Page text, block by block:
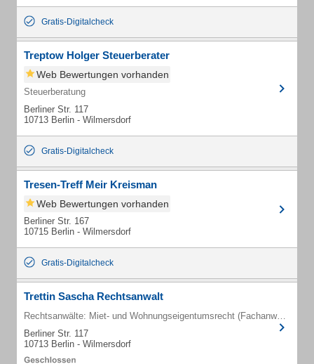
Gratis-Digitalcheck
Treptow Holger Steuerberater
Web Bewertungen vorhanden
Steuerberatung
Berliner Str. 117
10713 Berlin - Wilmersdorf
Gratis-Digitalcheck
Tresen-Treff Meir Kreisman
Web Bewertungen vorhanden
Berliner Str. 167
10715 Berlin - Wilmersdorf
Gratis-Digitalcheck
Trettin Sascha Rechtsanwalt
Rechtsanwälte: Miet- und Wohnungseigentumsrecht (Fachanwälte)
Berliner Str. 117
10713 Berlin - Wilmersdorf